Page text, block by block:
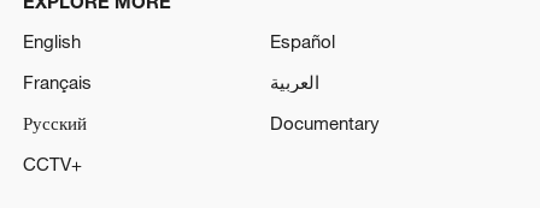
English
Español
Français
العربية
Русский
Documentary
CCTV+